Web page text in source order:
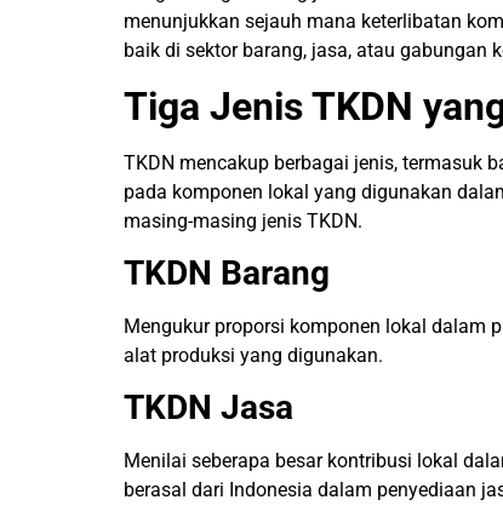
menunjukkan sejauh mana keterlibatan
baik di sektor barang, jasa, atau gabungan
Tiga Jenis TKDN
TKDN mencakup berbagai jenis, termasuk
pada komponen lokal yang digunakan
masing-masing jenis TKDN.
TKDN Barang
Mengukur proporsi komponen lokal dalam
alat produksi yang digunakan.
TKDN Jasa
Menilai seberapa besar kontribusi lokal
berasal dari Indonesia dalam penyediaan